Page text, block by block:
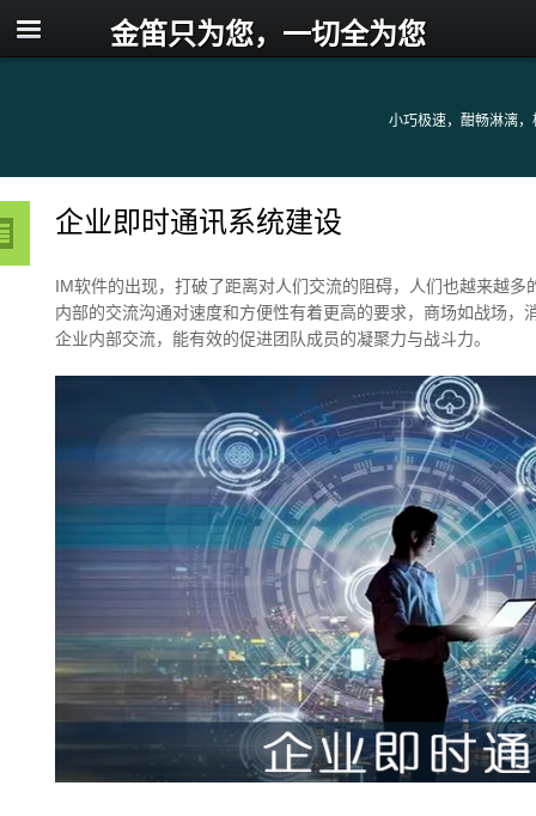
小巧极速，酣畅淋漓
金笛只为您，一切全为您
企业即时通讯系统建设
IM软件的出现，打破了距离对人们交流的阻碍，人们也越来越
内部的交流沟通对速度和方便性有着更高的要求，商场如战场
企业内部交流，能有效的促进团队成员的凝聚力与战斗力。